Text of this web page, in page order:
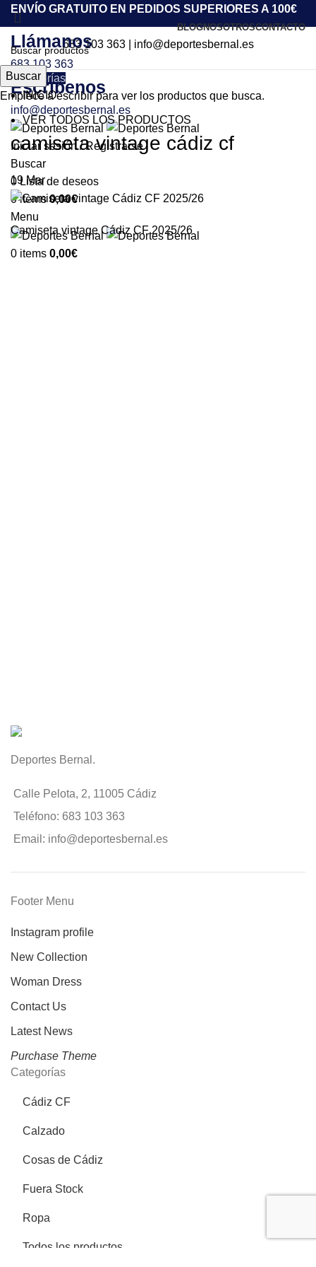
ENVÍO GRATUITO EN PEDIDOS SUPERIORES A 100€
BLOGNOSOTROSCONTACTO
683 103 363| info@deportesbernal.es
Llámanos
683 103 363
Escríbenos
info@deportesbernal.es
Iniciar sesión / Registrarse
Buscar
0Lista de deseos
0items 0,00€
Menu
0 items 0,00€
Categorías
INICIO
VER TODOS LOS PRODUCTOS
camiseta vintage cádiz cf
19 Mar
Camiseta vintage Cádiz CF 2025/26
Deportes Bernal.
Calle Pelota, 2, 11005 Cádiz
Teléfono: 683 103 363
Email: info@deportesbernal.es
Footer Menu
Instagram profile
New Collection
Woman Dress
Contact Us
Latest News
Purchase Theme
Categorías
Cádiz CF
Calzado
Cosas de Cádiz
Fuera Stock
Ropa
Todos los productos
Buscar
Empiece a escribir para ver los productos que busca.